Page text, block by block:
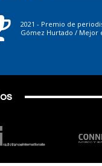
2021 - Premio de
Gómez Hurtado / Mejor